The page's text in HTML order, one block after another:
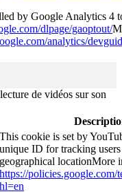
by Google Analytics 4
dlpage/gaoptout/
analytics/
de vidéos sur son
This cookie is set by
unique ID for tracking
geographical locationMore
https://policies.google.com/
hl=en